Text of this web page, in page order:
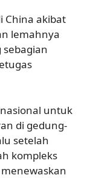
China akibat
lemahnya
untuk
di gedung-
setelah
kompleks